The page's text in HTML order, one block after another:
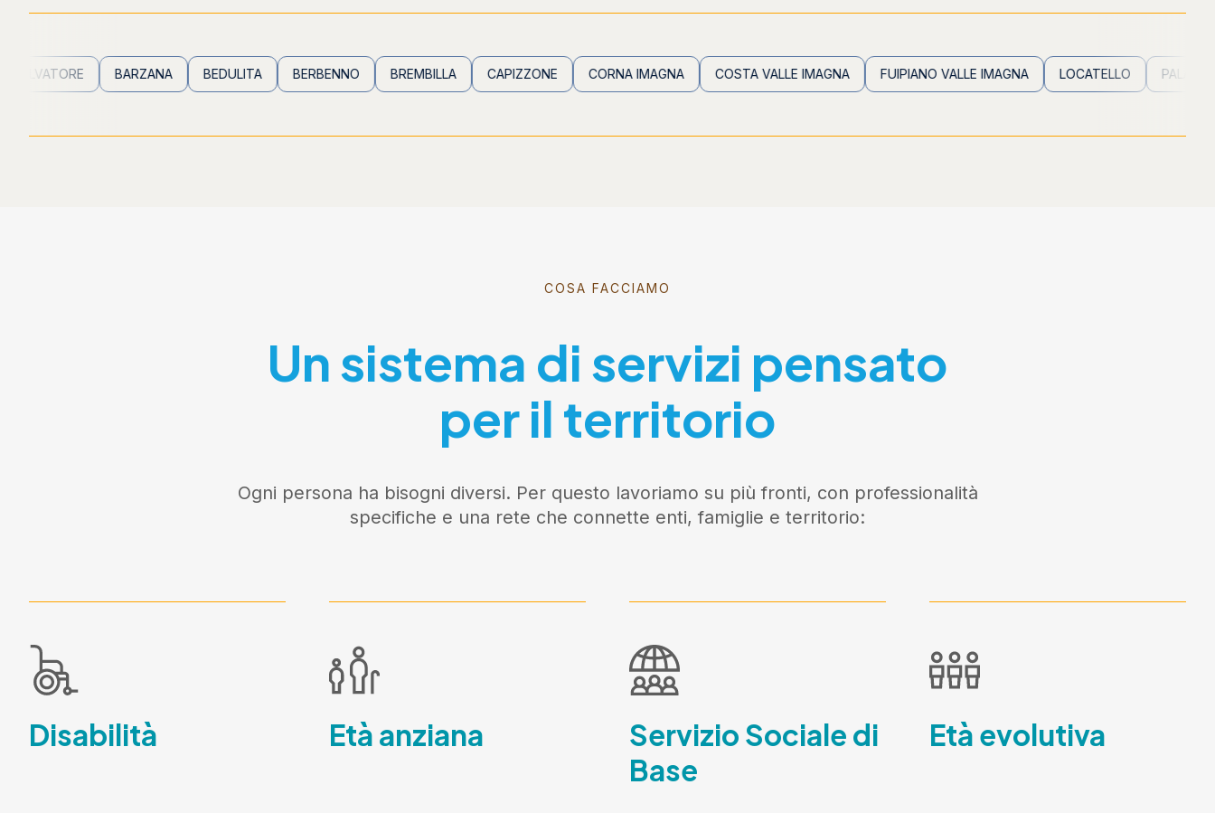
BARZANA BEDULITA BERBENNO BREMBILLA CAPIZZONE CORNA IMAGNA COSTA VALLE IMAGNA FUIPIANO VALLE IMAGNA LOCATELLO PALADINA
COSA FACCIAMO
Un sistema di servizi pensato
per il territorio
Ogni persona ha bisogni diversi. Per questo lavoriamo su più fronti, con professionalità
specifiche e una rete che connette enti, famiglie e territorio:
Disabilità Età anziana
Servizio Sociale di
Base
Età evolutiva